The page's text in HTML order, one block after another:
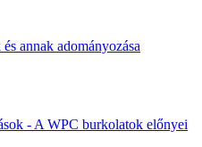
annak adományozása
- A WPC burkolatok előnyei